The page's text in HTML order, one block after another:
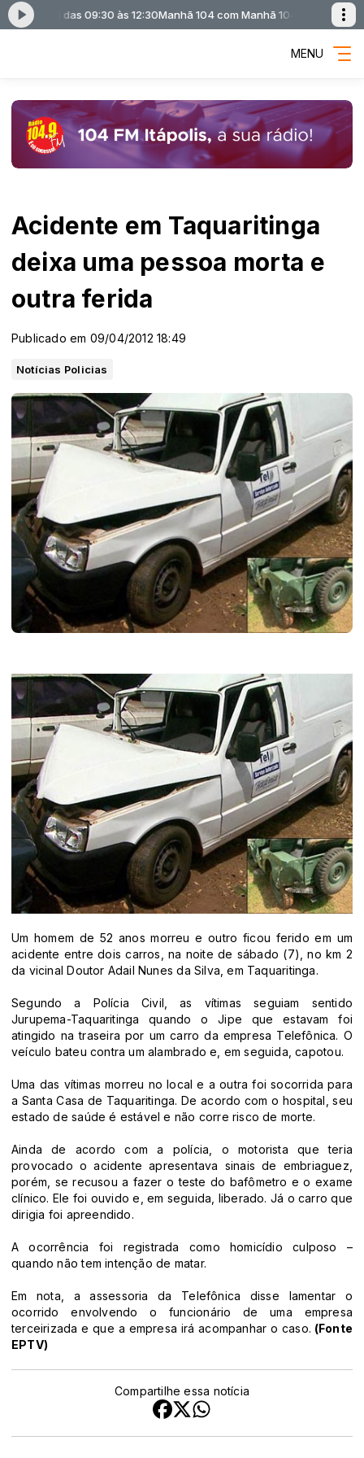
das 09:30 às 12:30Manhã 104 com Manhã 104 (Adriano Bolla
MENU
Acidente em Taquaritinga
deixa uma pessoa morta e
outra ferida
Publicado em 09/04/2012 18:49
Notícias Policias
Um homem de 52 anos morreu e outro ficou ferido em um
acidente entre dois carros, na noite de sábado (7), no km 2
da vicinal Doutor Adail Nunes da Silva, em Taquaritinga.
Segundo a Polícia Civil, as vítimas seguiam sentido
Jurupema-Taquaritinga quando o Jipe que estavam foi
atingido na traseira por um carro da empresa Telefônica. O
veículo bateu contra um alambrado e, em seguida, capotou.
Uma das vítimas morreu no local e a outra foi socorrida para
a Santa Casa de Taquaritinga. De acordo com o hospital, seu
estado de saúde é estável e não corre risco de morte.
Ainda de acordo com a polícia, o motorista que teria
provocado o acidente apresentava sinais de embriaguez,
porém, se recusou a fazer o teste do bafômetro e o exame
clínico. Ele foi ouvido e, em seguida, liberado. Já o carro que
dirigia foi apreendido.
A ocorrência foi registrada como homicídio culposo –
quando não tem intenção de matar.
Em nota, a assessoria da Telefônica disse lamentar o
ocorrido envolvendo o funcionário de uma empresa
terceirizada e que a empresa irá acompanhar o caso. (Fonte
EPTV)
Compartilhe essa notícia